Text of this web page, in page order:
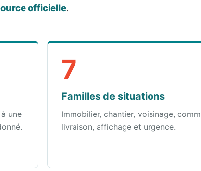
officielle.
une
7
Familles de situations
Immobilier, chantier, voisinage,
livraison, affichage et urgence.